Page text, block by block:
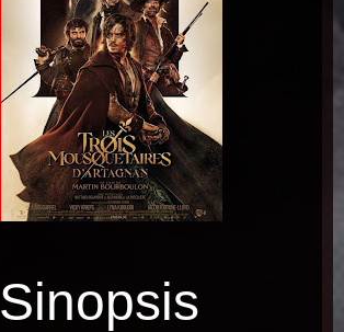
Sinopsis